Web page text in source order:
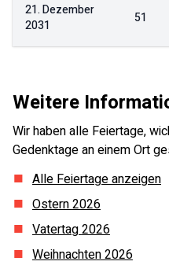
21. Dezember
2031
51
Weitere
Wir haben alle Feiertage,
Gedenktage an einem Ort
Alle Feiertage anzeigen
Ostern2026
Vatertag2026
Weihnachten2026